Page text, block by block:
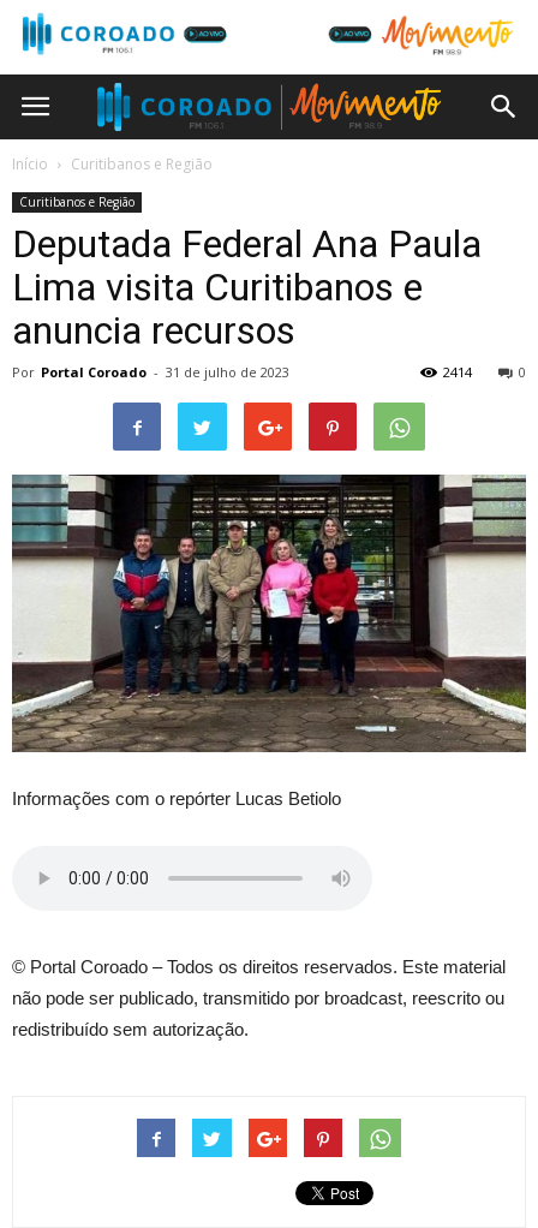
Início Curitibanos e Região
Curitibanos e Região
Deputada Federal Ana Paula
Lima visita Curitibanos e
anuncia recursos
Por Portal Coroado - 31 de julho de 2023 0
2414
Informações com o repórter Lucas Betiolo
© Portal Coroado – Todos os direitos reservados. Este material
não pode ser publicado, transmitido por broadcast, reescrito ou
redistribuído sem autorização.